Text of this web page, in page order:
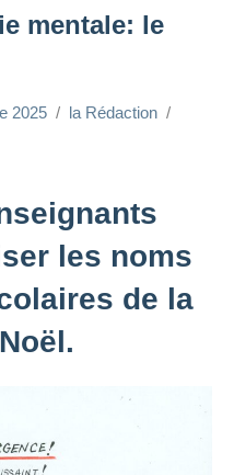
mentale: le
2025
la Rédaction
les noms
de la